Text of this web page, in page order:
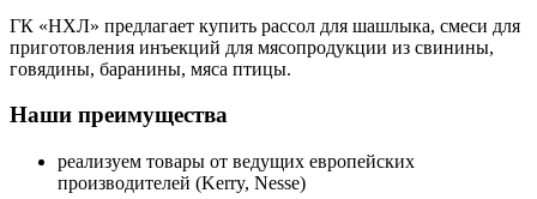
ГК «НХЛ» предлагает купить рассол для шашлыка, смеси для
приготовления инъекций для мясопродукции из свинины,
говядины, баранины, мяса птицы.
Наши преимущества
реализуем товары от ведущих европейских
производителей (Kerry, Nesse)